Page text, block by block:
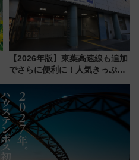
【2026年版】東葉高速線も追加
でさらに便利に！人気きっぷ
今年も発売 秋・早春に千葉県を
巡るなら使い勝手・コスパ抜群